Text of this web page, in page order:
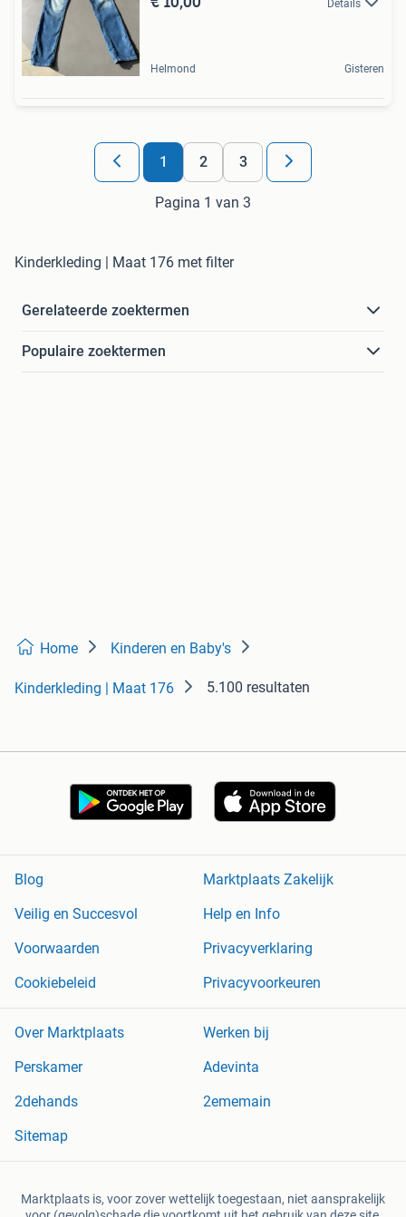
Details
Helmond Gisteren
1 2 3
Pagina 1 van 3
Kinderkleding | Maat 176 met filter
Gerelateerde zoektermen
Populaire zoektermen
Home Kinderen en Baby's
Kinderkleding | Maat 176 5.100 resultaten
Blog
Marktplaats Zakelijk
Veilig en Succesvol
Help en Info
Voorwaarden
Privacyverklaring
Cookiebeleid
Privacyvoorkeuren
Over Marktplaats
Werken bij
Perskamer
Adevinta
2dehands
2ememain
Sitemap
Marktplaats is, voor zover wettelijk toegestaan, niet aansprakelijk